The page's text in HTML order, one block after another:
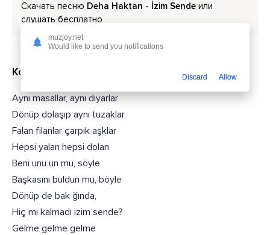
Скачать песню Deha Haktan - İzim Sende или
слушать бесплатно
Короткий текст из песни
Aynı masallar, aynı diyarlar
Dönüp dolaşıp aynı tuzaklar
Falan filanlar çarpık aşklar
Hepsi yalan hepsi dolan
Beni unu un mu, söyle
Başkasını buldun mu, böyle
Dönüp de bak ğında,
Hiç mi kalmadı izim sende?
Gelme gelme gelme
muzjoy.net
Would like to send you notifications
Discard Allow